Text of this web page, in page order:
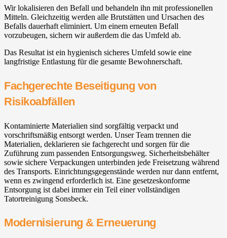
Wir lokalisieren den Befall und behandeln ihn mit professionellen
Mitteln. Gleichzeitig werden alle Brutstätten und Ursachen des
Befalls dauerhaft eliminiert. Um einem erneuten Befall
vorzubeugen, sichern wir außerdem die das Umfeld ab.
Das Resultat ist ein hygienisch sicheres Umfeld sowie eine
langfristige Entlastung für die gesamte Bewohnerschaft.
Fachgerechte Beseitigung von
Risikoabfällen
Kontaminierte Materialien sind sorgfältig verpackt und
vorschriftsmäßig entsorgt werden. Unser Team trennen die
Materialien, deklarieren sie fachgerecht und sorgen für die
Zuführung zum passenden Entsorgungsweg. Sicherheitsbehälter
sowie sichere Verpackungen unterbinden jede Freisetzung während
des Transports. Einrichtungsgegenstände werden nur dann entfernt,
wenn es zwingend erforderlich ist. Eine gesetzeskonforme
Entsorgung ist dabei immer ein Teil einer vollständigen
Tatortreinigung Sonsbeck.
Modernisierung & Erneuerung